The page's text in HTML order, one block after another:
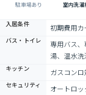
駐車場あり 室内洗
入居条件 初期費用
バス・トイレ
専用バス
湯、温水
キッチン ガスコン
セキュリティ オートロ